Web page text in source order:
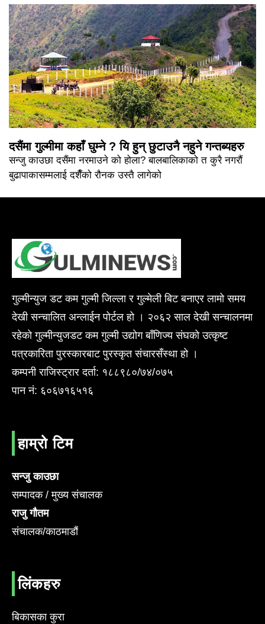
दसैंमा गुल्मीमा कहाँ घुम्ने ? यि हुन् छुटाउनै नहुने गन्तब्यहरु
सन्जु काउछा दसैंमा नरमाउने को होला? बालबालिकाको त कुरै नगरौं
बुढापाकासम्मलाई दशैँको रौनक उस्तै लागेको
गुल्मीन्युज डट कम गुल्मी जिल्ला र गुल्मेली बिट बनाएर लामो समय
देखी सन्चालित अन्लाईन पोर्टल हो । २०६२ साल देखी सन्चालनमा
रहेको गुल्मीन्युजडट कम गुल्मी उद्योग बाँणिज्य संघको उत्कृष्ट
पत्रकारिता पुरस्कारबाट पुरस्कृत संचारसँस्था हो ।
कम्पनी राजिस्ट्रार दर्ता: १८८९८०/७४/०७५
पान नं: ६०६७१६५१६
हाम्रो टिम
सन्जु काउछा
सम्पादक / मुख्य संचालक
राजु गौतम
संचालक/काठमाडौं
लिंकहरु
बिकासका कुरा